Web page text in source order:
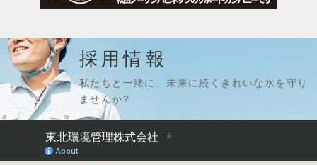
採用情報
私たちと一緒に、未来に続くきれいな水を守り
ませんか?